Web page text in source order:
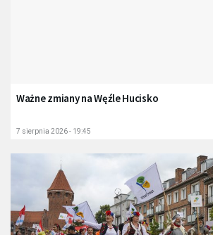
Ważne zmiany na Węźle Hucisko
7 sierpnia 2026 - 19:45